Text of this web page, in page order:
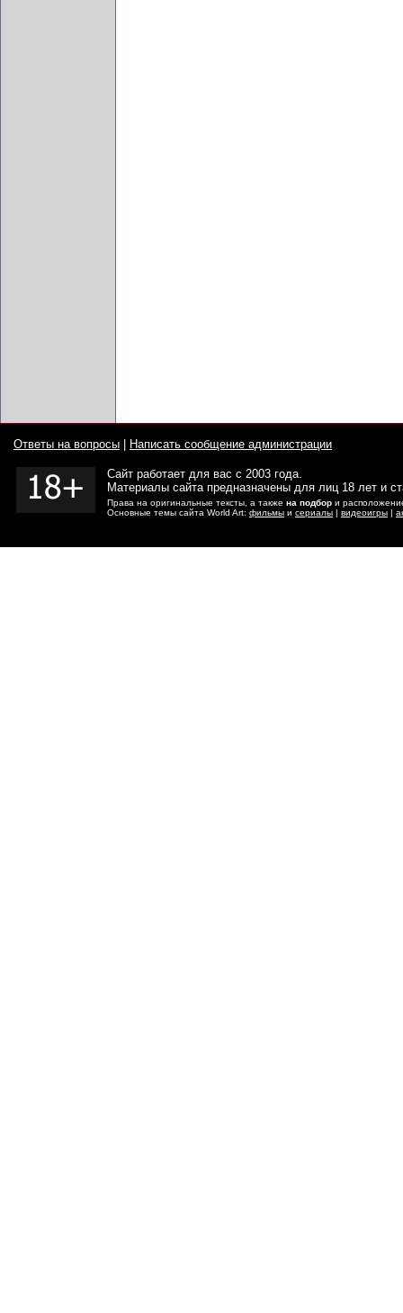
Ответы на вопросы Написать сообщение администрации
Сайт работает для вас с 2003 года.
Материалы сайта предназначены для лиц 18 лет и
Права на оригинальные тексты, а также на подбор и
Основные темы сайта World Art: фильмы и сериалы | видеоигры |